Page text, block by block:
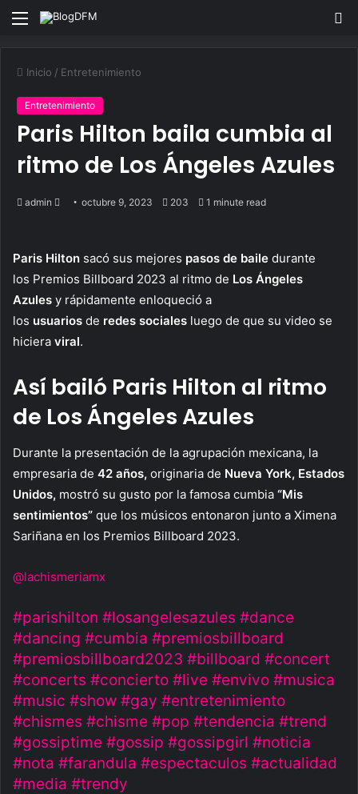
Menu
Inicio / Entretenimiento
Entretenimiento
Paris Hilton baila cumbia al
ritmo de Los Ángeles Azules
admin
Sendoctubre 9, 2023 203 1 minute read
Paris Hilton sacó sus mejores pasos de baile durante
los Premios Billboard 2023 al ritmo de Los Ángeles
Azules y rápidamente enloqueció a
los usuarios de redes sociales luego de que su video se
hiciera viral.
Así bailó Paris Hilton al ritmo
de Los Ángeles Azules
Durante la presentación de la agrupación mexicana, la
empresaria de 42 años, originaria de Nueva York, Estados
Unidos, mostró su gusto por la famosa cumbia “Mis
sentimientos” que los músicos entonaron junto a Ximena
Sariñana en los Premios Billboard 2023.
@lachismeriamx
#parishilton #losangelesazules #dance
#dancing #cumbia #premiosbillboard
#premiosbillboard2023 #billboard #concert
#concerts #concierto #live #envivo #musica
#music #show #gay #entretenimiento
#chismes #chisme #pop #tendencia #trend
#gossiptime #gossip #gossipgirl #noticia
#nota #farandula #espectaculos #actualidad
#media #trendy